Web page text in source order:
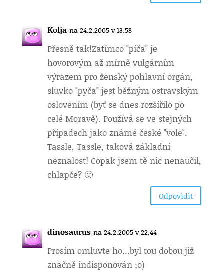
Kolja na 24.2.2005 v 13.58
Přesně tak!Zatímco "píča" je
hovorovým až mírně vulgárním
výrazem pro ženský pohlavní orgán,
sluvko "pyča" jest běžným ostravským
oslovením (byť se dnes rozšířilo po
celé Moravě). Používá se ve stejných
případech jako známé české "vole".
Tassle, Tassle, taková základní
neznalost! Copak jsem tě nic nenaučil,
chlapče? 🙂
Odpovìdìt
dinosaurus na 24.2.2005 v 22.44
Prosím omluvte ho…byl tou dobou již
značně indisponován ;o)